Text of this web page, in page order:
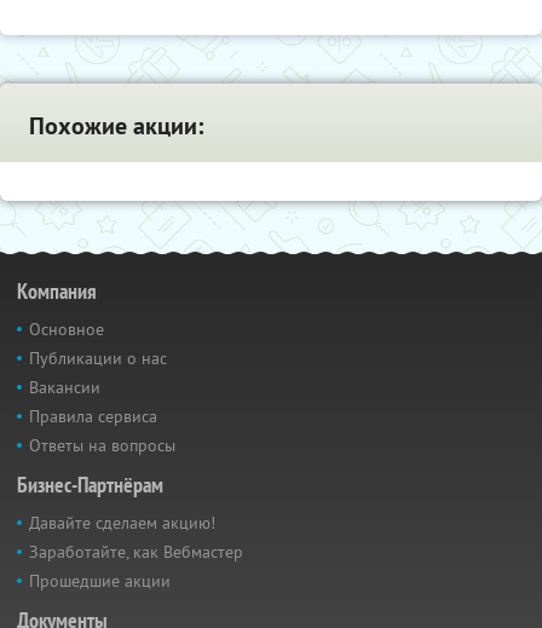
Похожие акции:
Компания
Основное
Публикации о нас
Вакансии
Правила сервиса
Ответы на вопросы
Бизнес-Партнёрам
Давайте сделаем акцию!
Заработайте, как Вебмастер
Прошедшие акции
Документы